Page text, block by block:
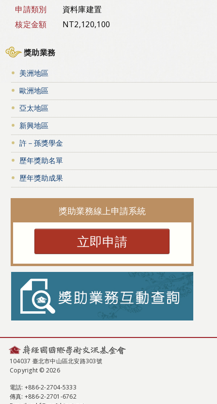
申請類別
資料庫建置
核定金額
NT2,120,100
獎助業務
美洲地區
歐洲地區
亞太地區
新興地區
許－孫獎學金
歷年獎助名單
歷年獎助成果
獎助業務線上申請系統
立即申請
104037 臺北市中山區北安路303號
Copyright © 2026
電話: +886-2-2704-5333
傳真: +886-2-2701-6762